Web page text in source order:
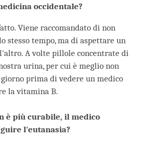
occidentale?
Viene raccomandato di non
stesso tempo, ma di aspettare un
A volte pillole concentrate di
urina, per cui è meglio non
prima di vedere un medico
la vitamina B.
è più curabile, il medico
l'eutanasia?